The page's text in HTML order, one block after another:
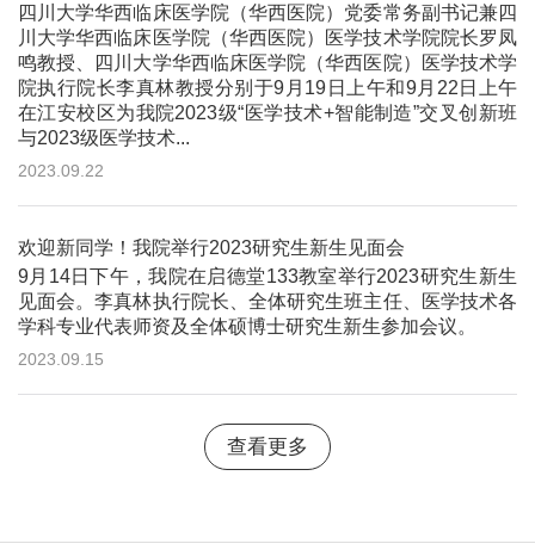
四川大学华西临床医学院（华西医院）党委常务副书记兼四
川大学华西临床医学院（华西医院）医学技术学院院长罗凤
鸣教授、四川大学华西临床医学院（华西医院）医学技术学
院执行院长李真林教授分别于9月19日上午和9月22日上午
在江安校区为我院2023级“医学技术+智能制造”交叉创新班
与2023级医学技术...
2023.09.22
欢迎新同学！我院举行2023研究生新生见面会
9月14日下午，我院在启德堂133教室举行2023研究生新生
见面会。李真林执行院长、全体研究生班主任、医学技术各
学科专业代表师资及全体硕博士研究生新生参加会议。
2023.09.15
查看更多